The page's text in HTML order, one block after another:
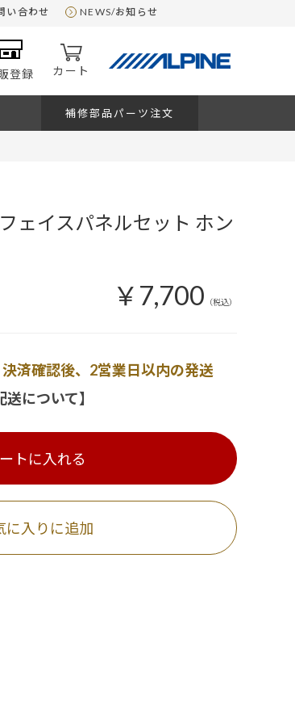
い合わせ NEWS/お知らせ
登録 カート
補修部品パーツ注文
ェイスパネルセット ホン
￥7,700 （税込）
確認後、2営業日以内の発送
送について】
トに入れる
に入りに追加